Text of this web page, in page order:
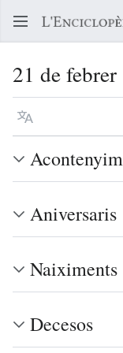
21 de febrer
Llegir en un atre
Aniversaris
Naiximents
Decesos